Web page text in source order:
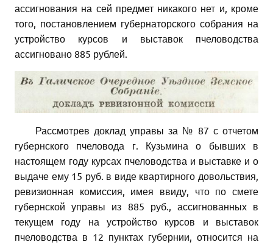
ассигнования на сей предмет никакого нет и, кроме
того, постановлением губернаторского собрания на
устройство курсов и выставок пчеловодства
ассигновано 885 рублей.
Рассмотрев доклад управы за № 87 с отчетом
губернского пчеловода г. Кузьмина о бывших в
настоящем году курсах пчеловодства и выставке и о
выдаче ему 15 руб. в виде квартирного довольствия,
ревизионная комиссия, имея ввиду, что по смете
губернской управы из 885 руб., ассигнованных в
текущем году на устройство курсов и выставок
пчеловодства в 12 пунктах губернии, относится на